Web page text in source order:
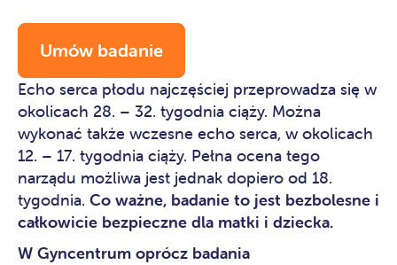
Umów badanie
Echo serca płodu najczęściej przeprowadza się w
okolicach 28. – 32. tygodnia ciąży. Można
wykonać także wczesne echo serca, w okolicach
12. – 17. tygodnia ciąży. Pełna ocena tego
narządu możliwa jest jednak dopiero od 18.
tygodnia. Co ważne, badanie to jest bezbolesne i
całkowicie bezpieczne dla matki i dziecka.
W Gyncentrum oprócz badania